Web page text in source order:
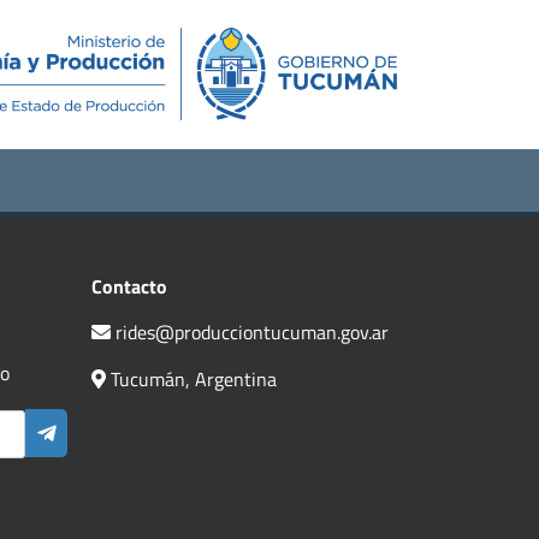
Novedades Contacto
Contacto
rides@producciontucuman.gov.ar
Tucumán, Argentina